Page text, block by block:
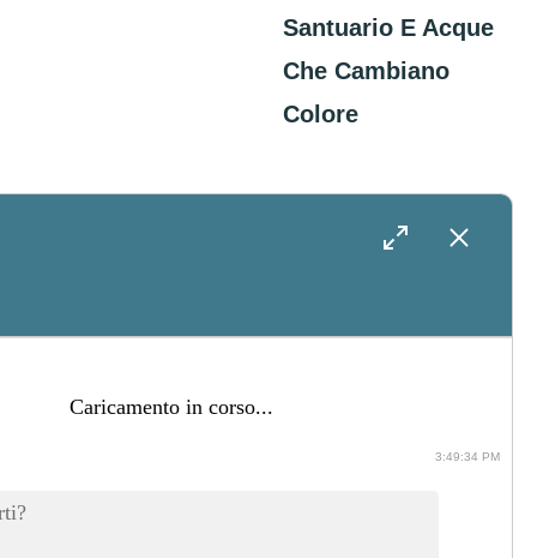
Santuario E Acque
Che Cambiano
Colore
Per Intrattenere
Caricamento in corso...
3:49:34 PM